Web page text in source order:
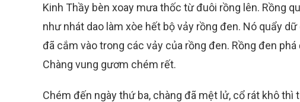
Kinh Thầy bèn xoay mưa thốc từ đuôi rồng lên. Rồng
như nhát dao làm xòe hết bộ vảy rồng đen. Nó quẩy
đã cắm vào trong các vảy của rồng đen. Rồng đen
Chàng vung gươm chém rết.
Chém đến ngày thứ ba, chàng đã mệt lử, cổ rát khô